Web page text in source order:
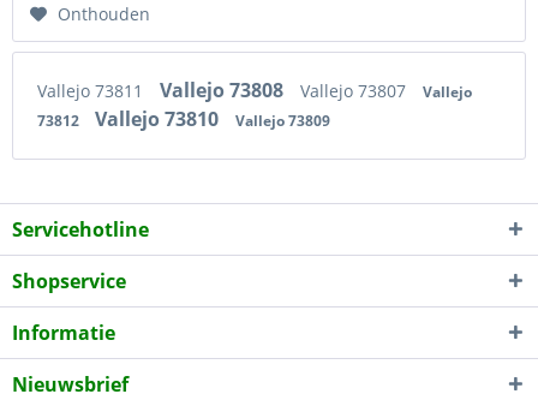
Onthouden
Vallejo 73811 Vallejo 73808 Vallejo 73807
Vallejo
73812
Vallejo 73810 Vallejo 73809
Servicehotline
Shopservice
Informatie
Nieuwsbrief